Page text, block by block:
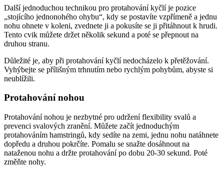
Další jednoduchou technikou pro protahování kyčlí je pozice
„stojícího jednonohého ohybu“, kdy se postavíte vzpřímeně a jednu
nohu ohnete v koleni, zvednete ji a pokusíte se ji přitáhnout k hrudi.
Tento cvik můžete držet několik sekund a poté se přepnout na
druhou stranu.
Důležité je, aby při protahování kyčlí nedocházelo k přetěžování.
Vyhýbejte se přílišným trhnutím nebo rychlým pohybům, abyste si
neublížili.
Protahování nohou
Protahování nohou je nezbytné pro udržení flexibility svalů a
prevenci svalových zranění. Můžete začít jednoduchým
protahováním hamstringů, kdy sedíte na zemi, jednu nohu natáhnete
dopředu a druhou pokrčíte. Pomalu se snažte dosáhnout na
nataženou nohu a držte protahování po dobu 20-30 sekund. Poté
změňte nohy.